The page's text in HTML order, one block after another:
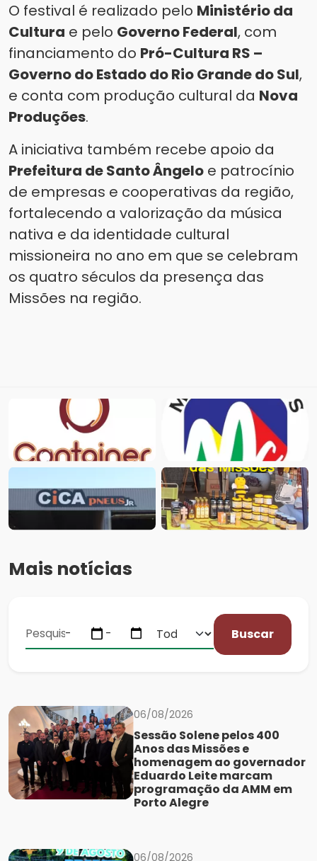
O festival é realizado pelo Ministério da
Cultura e pelo Governo Federal, com
financiamento do Pró-Cultura RS –
Governo do Estado do Rio Grande do Sul,
e conta com produção cultural da Nova
Produções.
A iniciativa também recebe apoio da
Prefeitura de Santo Ângelo e patrocínio
de empresas e cooperativas da região,
fortalecendo a valorização da música
nativa e da identidade cultural
missioneira no ano em que se celebram
os quatro séculos da presença das
Missões na região.
Mais notícias
Buscar
06/08/2026
Sessão Solene pelos 400
Anos das Missões e
homenagem ao governador
Eduardo Leite marcam
programação da AMM em
Porto Alegre
06/08/2026